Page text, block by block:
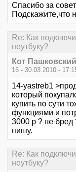
Спасибо за
Подскажите,что
Re: Как
ноутбуку?
Кот Пашковский
16 - 30.03.2010 -
14-yastreb1
который
купить по сути
функциями и
3000 р ? не бред
пишу.
Re: Как
ноутбуку?